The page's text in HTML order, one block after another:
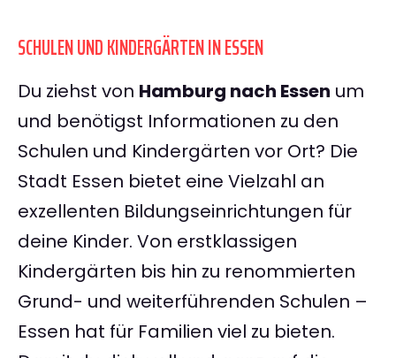
SCHULEN UND KINDERGÄRTEN IN ESSEN
Du ziehst von Hamburg nach Essen um
und benötigst Informationen zu den
Schulen und Kindergärten vor Ort? Die
Stadt Essen bietet eine Vielzahl an
exzellenten Bildungseinrichtungen für
deine Kinder. Von erstklassigen
Kindergärten bis hin zu renommierten
Grund- und weiterführenden Schulen –
Essen hat für Familien viel zu bieten.